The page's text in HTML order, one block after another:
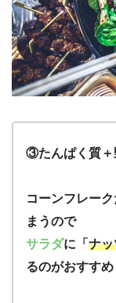
③たんぱく質＋
コーンフレー
まうので
サラダに「 ナ
るのがおすすめ